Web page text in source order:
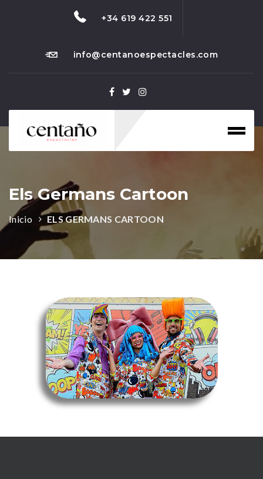
+34 619 422 551
info@centanoespectacles.com
Els Germans Cartoon
Inicio ELS GERMANS CARTOON